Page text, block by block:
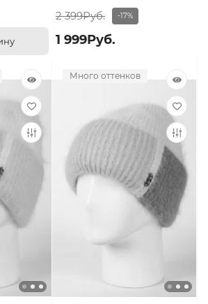
2 399Руб. -17%
1 999Руб.
Много оттенков